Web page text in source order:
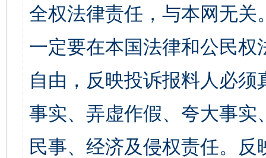
全权法律责任，与本网无
一定要在本国法律和公民
自由，反映投诉报料人必
事实、弄虚作假、夸大事
民事、经济及侵权责任。